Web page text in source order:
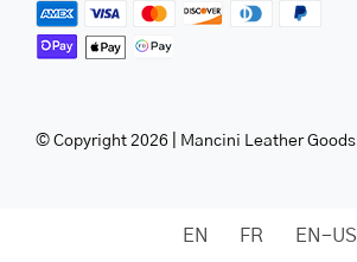
© Copyright 2026 | Mancini Leather Goods
EN FR